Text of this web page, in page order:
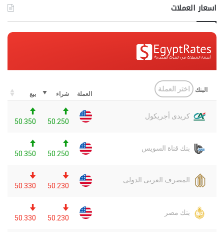
اسعار العملات